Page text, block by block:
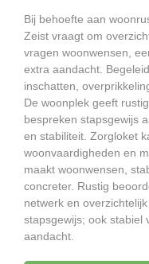
Bij behoefte aan
Zeist vraagt om
vragen woonwensen,
extra aandacht.
inschatten,
De woonplek geeft
bespreken stapsgewijs
en stabiliteit. Zorgloket
woonvaardigheden en
maakt woonwensen,
concreter. Rustig
netwerk en
stapsgewijs; ook stabiel
aandacht.